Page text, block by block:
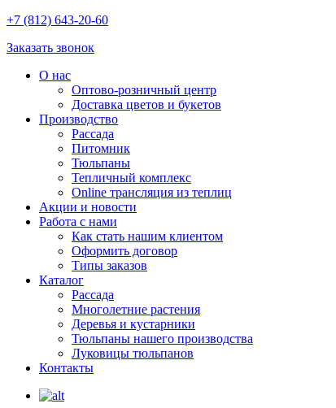
+7 (812) 643-20-60
Заказать звонок
О нас
Оптово-розничный центр
Доставка цветов и букетов
Производство
Рассада
Питомник
Тюльпаны
Тепличный комплекс
Online трансляция из теплиц
Акции и новости
Работа с нами
Как стать нашим клиентом
Оформить договор
Типы заказов
Каталог
Рассада
Многолетние растения
Деревья и кустарники
Тюльпаны нашего производства
Луковицы тюльпанов
Контакты